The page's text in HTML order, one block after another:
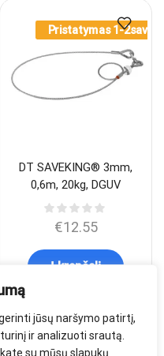
jūsų naršymo patirtį,
ir analizuoti srautą.
su mūsų slapukų
Pristatymas 1-2sav.
DT SAVEKING® 3mm,
0,6m, 20kg, DGUV
€12.55
Į krepšelį